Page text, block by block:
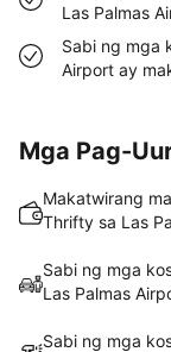
Las Palmas
Sabi ng mga
Airport ay
Mga Pag-
Makatwirang
Thrifty sa Las
Sabi ng mga
Las Palmas
Sabi ng mga